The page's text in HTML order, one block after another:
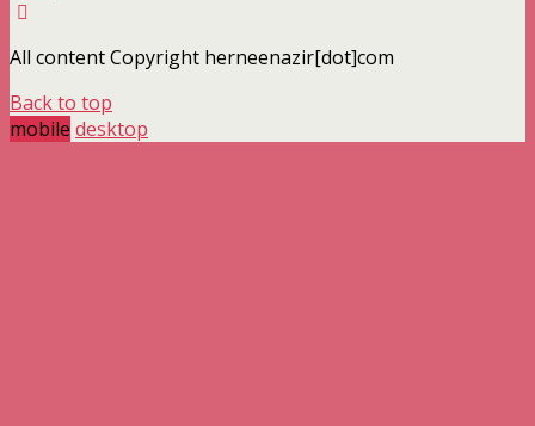
All content Copyright herneenazir[dot]com
Back to top
mobile desktop